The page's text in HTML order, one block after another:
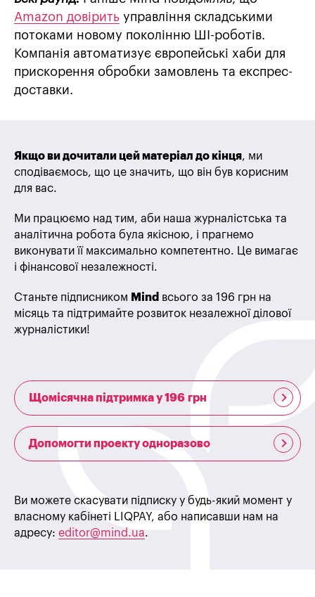
Amazon довірить управління складськими
потоками новому поколінню ШІ-роботів.
Компанія автоматизує європейські хаби для
прискорення обробки замовлень та експрес-
доставки.
Якщо ви дочитали цей матеріал до кінця, ми
сподіваємось, що це значить, що він був корисним
для вас.
Ми працюємо над тим, аби наша журналістська та
аналітична робота була якісною, і прагнемо
виконувати її максимально компетентно. Це вимагає
і фінансової незалежності.
Станьте підписником Mind всього за 196 грн на
місяць та підтримайте розвиток незалежної ділової
журналістики!
Щомісячна підтримка у 196 грн
Допомогти проекту одноразово
Ви можете скасувати підписку у будь-який момент у
власному кабінеті LIQPAY, або написавши нам на
адресу: editor@mind.ua.